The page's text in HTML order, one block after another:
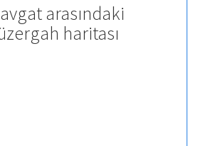
arasındaki
haritası